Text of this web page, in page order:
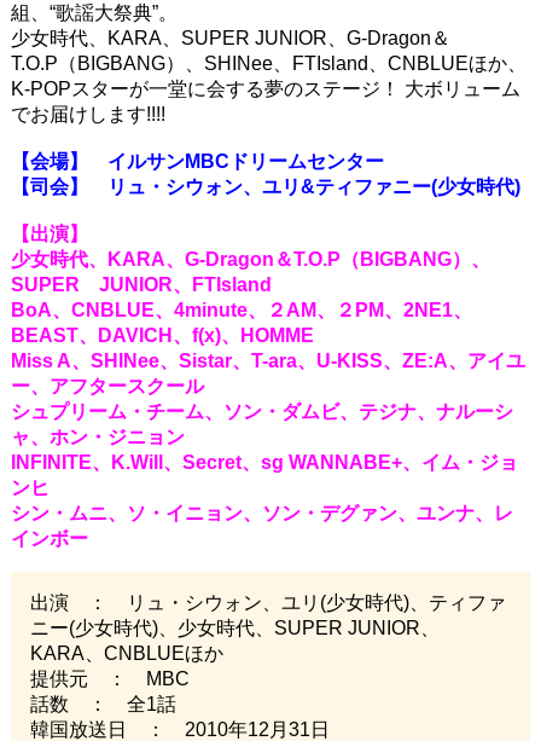
組、“歌謡大祭典”。
少女時代、KARA、SUPER JUNIOR、G-Dragon＆
T.O.P（BIGBANG）、SHINee、FTIsland、CNBLUEほか、
K-POPスターが一堂に会する夢のステージ！ 大ボリューム
でお届けします!!!!
【会場】 イルサンMBCドリームセンター
【司会】 リュ・シウォン、ユリ&ティファニー(少女時代)
【出演】
少女時代、KARA、G-Dragon＆T.O.P（BIGBANG）、
SUPER JUNIOR、FTIsland
BoA、CNBLUE、4minute、２AM、２PM、2NE1、
BEAST、DAVICH、f(x)、HOMME
Miss A、SHINee、Sistar、T-ara、U-KISS、ZE:A、アイユ
ー、アフタースクール
シュプリーム・チーム、ソン・ダムビ、テジナ、ナルーシ
ャ、ホン・ジニョン
INFINITE、K.Will、Secret、sg WANNABE+、イム・ジョ
ンヒ
シン・ムニ、ソ・イニョン、ソン・デグァン、ユンナ、レ
インボー
出演 ： リュ・シウォン、ユリ(少女時代)、ティファ
ニー(少女時代)、少女時代、SUPER JUNIOR、
KARA、CNBLUEほか
提供元 ： MBC
話数 ： 全1話
韓国放送日 ： 2010年12月31日